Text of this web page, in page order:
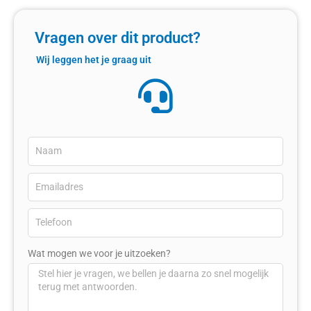
Vragen over dit product?
Wij leggen het je graag uit
Wat mogen we voor je uitzoeken?